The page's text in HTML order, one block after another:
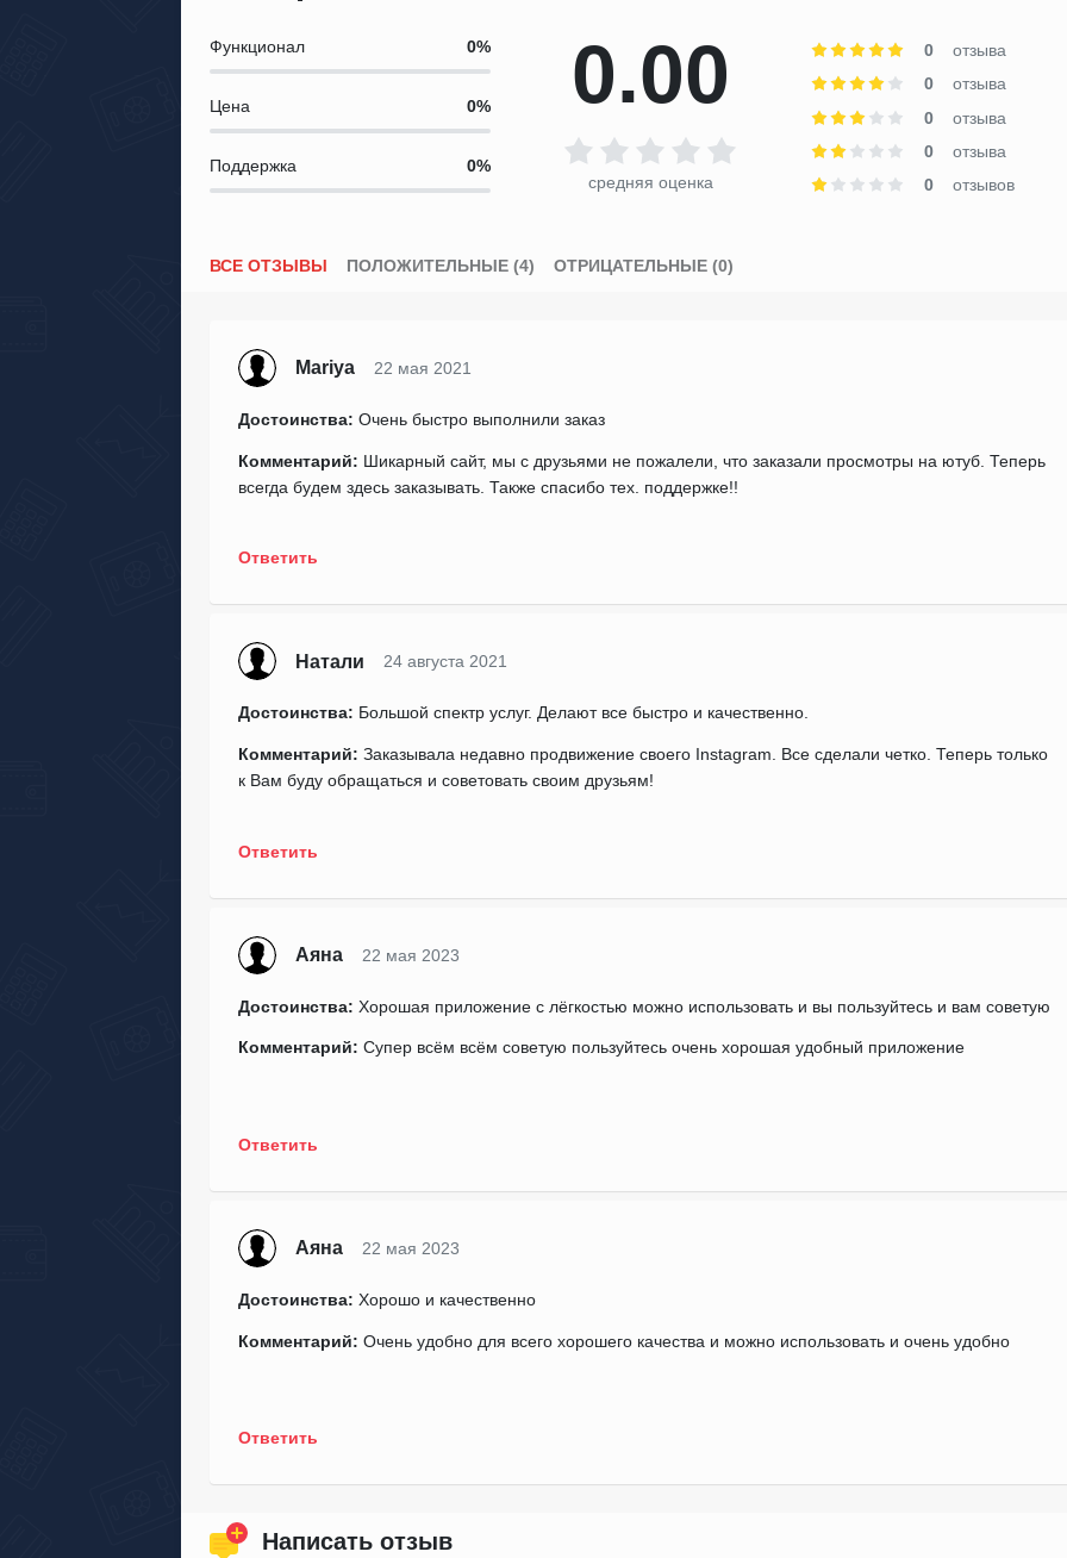
Функционал
Цена
Поддержка
0.00
средняя оценка
0
отзыва
0
отзыва
0
отзыва
0
отзыва
0
отзывов
ВСЕ ОТЗЫВЫ ПОЛОЖИТЕЛЬНЫЕ (4) ОТРИЦАТЕЛЬНЫЕ (0)
Mariya 22 мая 2021
Достоинства: Очень быстро выполнили заказ
Комментарий: Шикарный сайт, мы с друзьями не пожалели, что заказали просмотры на ютуб. Теперь
всегда будем здесь заказывать. Также спасибо тех. поддержке!!
Ответить
Натали 24 августа 2021
Достоинства: Большой спектр услуг. Делают все быстро и качественно.
Комментарий: Заказывала недавно продвижение своего Instagram. Все сделали четко. Теперь только
к Вам буду обращаться и советовать своим друзьям!
Ответить
Аяна 22 мая 2023
Достоинства: Хорошая приложение с лёгкостью можно использовать и вы пользуйтесь и вам советую
Комментарий: Супер всём всём советую пользуйтесь очень хорошая удобный приложение
Ответить
Аяна 22 мая 2023
Достоинства: Хорошо и качественно
Комментарий: Очень удобно для всего хорошего качества и можно использовать и очень удобно
Ответить
Написать отзыв